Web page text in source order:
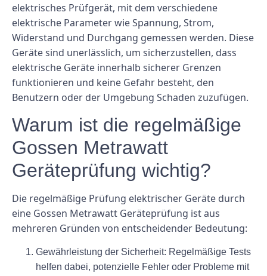
elektrisches Prüfgerät, mit dem verschiedene
elektrische Parameter wie Spannung, Strom,
Widerstand und Durchgang gemessen werden. Diese
Geräte sind unerlässlich, um sicherzustellen, dass
elektrische Geräte innerhalb sicherer Grenzen
funktionieren und keine Gefahr besteht, den
Benutzern oder der Umgebung Schaden zuzufügen.
Warum ist die regelmäßige
Gossen Metrawatt
Geräteprüfung wichtig?
Die regelmäßige Prüfung elektrischer Geräte durch
eine Gossen Metrawatt Geräteprüfung ist aus
mehreren Gründen von entscheidender Bedeutung:
Gewährleistung der Sicherheit: Regelmäßige Tests
helfen dabei, potenzielle Fehler oder Probleme mit